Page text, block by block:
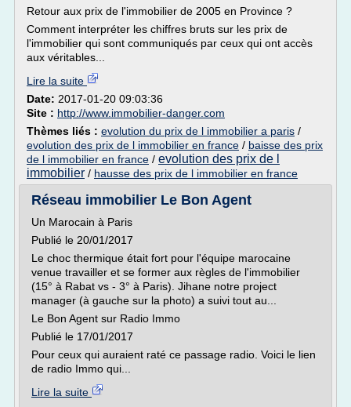
Retour aux prix de l'immobilier de 2005 en Province ?
Comment interpréter les chiffres bruts sur les prix de
l'immobilier qui sont communiqués par ceux qui ont accès
aux véritables...
Lire la suite
Date: 2017-01-20 09:03:36
Site : http://www.immobilier-danger.com
Thèmes liés : evolution du prix de l immobilier a paris /
evolution des prix de l immobilier en france / baisse des prix
de l immobilier en france / evolution des prix de l
immobilier / hausse des prix de l immobilier en france
Réseau immobilier Le Bon Agent
Un Marocain à Paris
Publié le 20/01/2017
Le choc thermique était fort pour l'équipe marocaine
venue travailler et se former aux règles de l'immobilier
(15° à Rabat vs - 3° à Paris). Jihane notre project
manager (à gauche sur la photo) a suivi tout au...
Le Bon Agent sur Radio Immo
Publié le 17/01/2017
Pour ceux qui auraient raté ce passage radio. Voici le lien
de radio Immo qui...
Lire la suite